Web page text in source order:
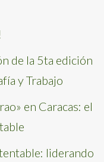
de la 5ta edición
y Trabajo
en Caracas: el
liderando